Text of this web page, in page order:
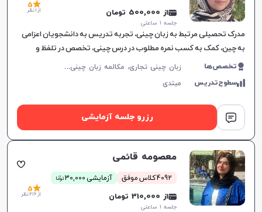
از 500,000 تومان
جلسه ۱ ساعتی
5
از 1 نظر
مدرک تحصیلی مرتبط به زبان چینی، تجربه تدریس به دانشجویان اعزامی
به چین، کمک به کسب نمره مطلوب در درس چینی، تخصص در تلفظ و
نوشتن.تخصص‌ها ز
بان چینی تجاری، مکالمه زبان چینی، زبان چینی عمومی
سطوح‌تدریس مبتدی
رزرو جلسه آزمایشی
معصومه قائمی
4092 کلاس موفق آزمایشی 30,000 توما
ن
از 310,000 تومان
جلسه ۱ ساعتی
5
از 216 نظر